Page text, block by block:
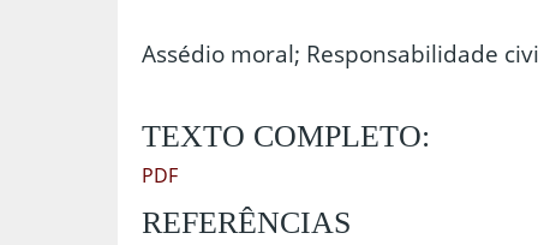
Assédio moral; Responsabilidade
TEXTO COMPLETO:
PDF
REFERÊNCIAS